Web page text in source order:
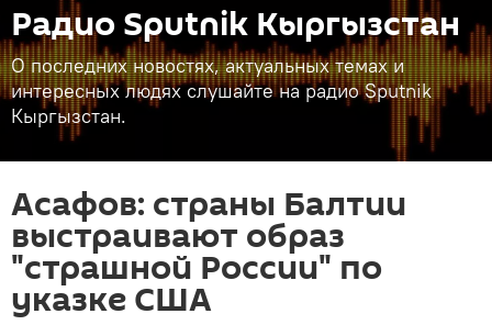
Радио Sputnik Кыргызстан
О последних новостях, актуальных темах и
интересных людях слушайте на радио Sputnik
Кыргызстан.
Асафов: страны Балтии
выстраивают образ
"страшной России" по
указке США